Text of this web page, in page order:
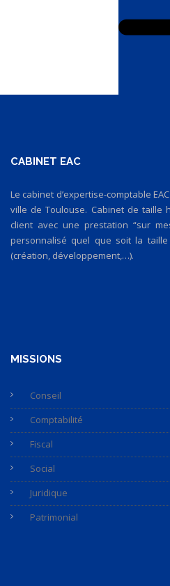
CABINET EAC
Le cabinet d’expertise-comptable
ville de Toulouse. Cabinet de taille
client avec une prestation “sur
personnalisé quel que soit la
(création, développement,…).
MISSIONS
Conseil
Comptabilité
Fiscal
Social
Juridique
Patrimonial